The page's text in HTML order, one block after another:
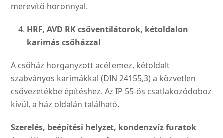
merevítő horonnyal.
HRF, AVD RK csőventilátorok, kétoldalon
karimás csőházzal
A csőház horganyzott acélle­mez, kétoldalt
szabványos ka­rimákkal (DIN 24155,3) a köz­vetlen
csővezetékbe építés­hez. Az IP 55-ös csatlakozó­doboz
kívül, a ház oldalán található.
Szerelés, beépítési helyzet, kondenzvíz furatok